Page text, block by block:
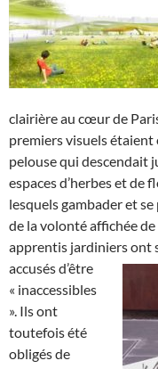
clairière au cœur de
premiers visuels
pelouse qui descendait
espaces d’herbes et de
lesquels gambader et
de la volonté affichée
apprentis jardiniers ont
accusés d’être
« inaccessibles
». Ils ont
toutefois été
obligés de